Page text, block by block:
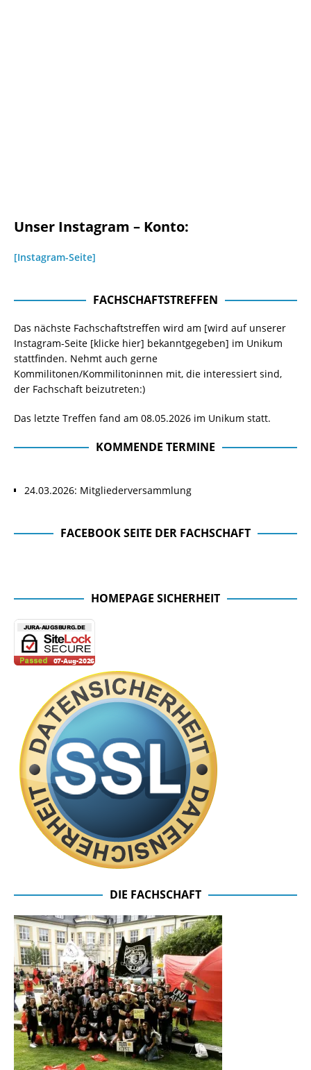
Unser Instagram – Konto:
[Instagram-Seite]
FACHSCHAFTSTREFFEN
Das nächste Fachschaftstreffen wird am [wird auf unserer
Instagram-Seite [klicke hier] bekanntgegeben] im Unikum
stattfinden. Nehmt auch gerne
Kommilitonen/Kommilitoninnen mit, die interessiert sind,
der Fachschaft beizutreten:)
Das letzte Treffen fand am 08.05.2026 im Unikum statt.
KOMMENDE TERMINE
24.03.2026: Mitgliederversammlung
FACEBOOK SEITE DER FACHSCHAFT
HOMEPAGE SICHERHEIT
DIE FACHSCHAFT